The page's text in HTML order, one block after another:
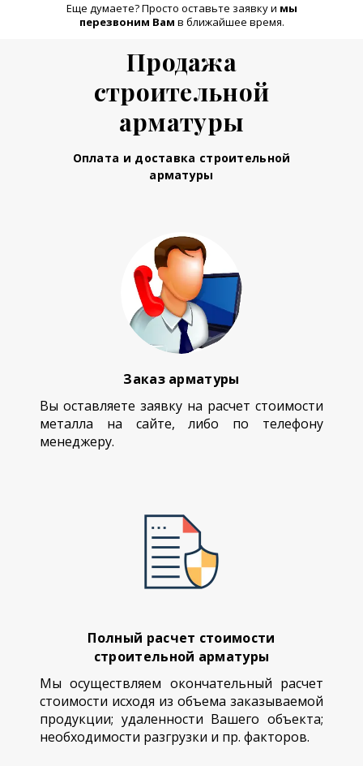
Еще думаете? Просто оставьте заявку и мы
перезвоним Вам в ближайшее время.
Продажа
строительной
арматуры
Оплата и доставка строительной
арматуры
Заказ арматуры
Вы оставляете заявку на расчет стоимости
металла на сайте, либо по телефону
менеджеру.
Полный расчет стоимости
строительной арматуры
Мы осуществляем окончательный расчет
стоимости исходя из объема заказываемой
продукции; удаленности Вашего объекта;
необходимости разгрузки и пр. факторов.